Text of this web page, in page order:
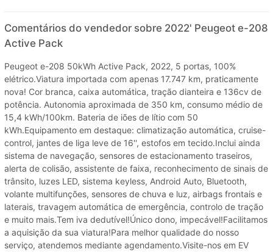
Comentários do vendedor sobre 2022' Peugeot e-208
Active Pack
Peugeot e-208 50kWh Active Pack, 2022, 5 portas, 100%
elétrico.Viatura importada com apenas 17.747 km, praticamente
nova! Cor branca, caixa automática, tração dianteira e 136cv de
potência. Autonomia aproximada de 350 km, consumo médio de
15,4 kWh/100km. Bateria de iões de lítio com 50
kWh.Equipamento em destaque: climatização automática, cruise-
control, jantes de liga leve de 16'', estofos em tecido.Inclui ainda
sistema de navegação, sensores de estacionamento traseiros,
alerta de colisão, assistente de faixa, reconhecimento de sinais de
trânsito, luzes LED, sistema keyless, Android Auto, Bluetooth,
volante multifunções, sensores de chuva e luz, airbags frontais e
laterais, travagem automática de emergência, controlo de tração
e muito mais.Tem iva dedutível!Único dono, impecável!Facilitamos
a aquisição da sua viatura!Para melhor qualidade do nosso
serviço, atendemos mediante agendamento.Visite-nos em EV